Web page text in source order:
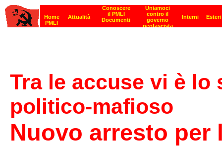
Tra le accuse vi è lo
politico-mafioso
Nuovo arresto per